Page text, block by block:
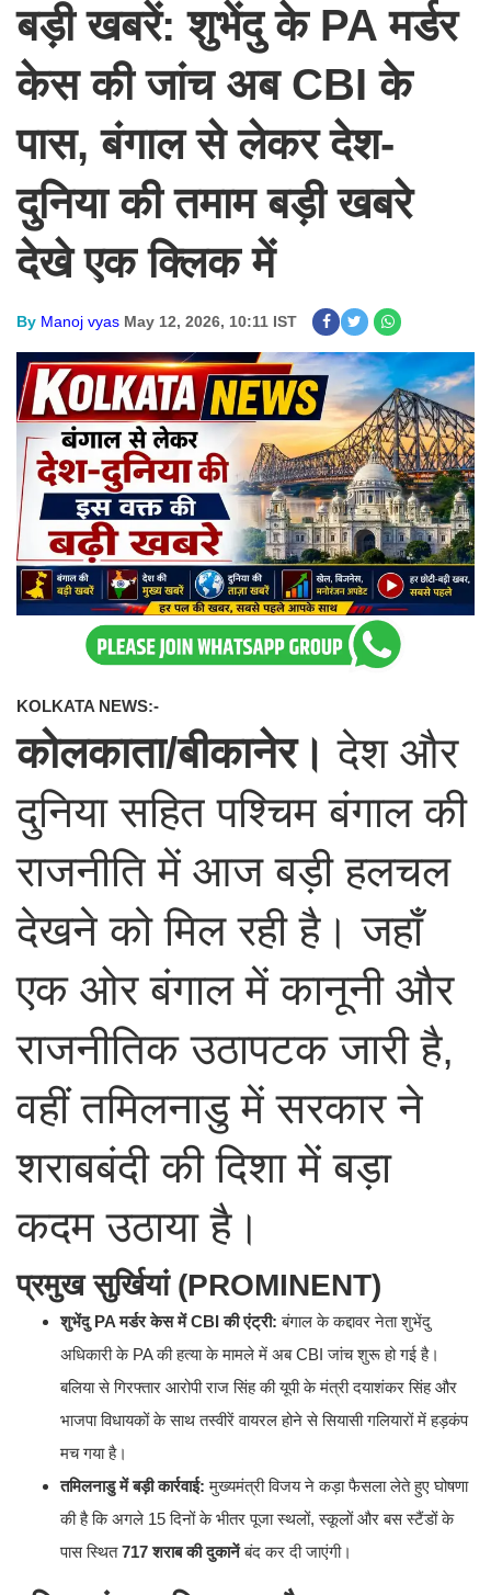
बड़ी खबरें: शुभेंदु के PA मर्डर
केस की जांच अब CBI के
पास, बंगाल से लेकर देश-
दुनिया की तमाम बड़ी खबरे
देखे एक क्लिक में
By Manoj vyas May 12, 2026, 10:11 IST
KOLKATA NEWS:-
कोलकाता/बीकानेर। देश और
दुनिया सहित पश्चिम बंगाल की
राजनीति में आज बड़ी हलचल
देखने को मिल रही है। जहाँ
एक ओर बंगाल में कानूनी और
राजनीतिक उठापटक जारी है,
वहीं तमिलनाडु में सरकार ने
शराबबंदी की दिशा में बड़ा
कदम उठाया है।
प्रमुख सुर्खियां (PROMINENT)
शुभेंदु PA मर्डर केस में CBI की एंट्री: बंगाल के कद्दावर नेता शुभेंदु
अधिकारी के PA की हत्या के मामले में अब CBI जांच शुरू हो गई है।
बलिया से गिरफ्तार आरोपी राज सिंह की यूपी के मंत्री दयाशंकर सिंह और
भाजपा विधायकों के साथ तस्वीरें वायरल होने से सियासी गलियारों में हड़कंप
मच गया है।
तमिलनाडु में बड़ी कार्रवाई: मुख्यमंत्री विजय ने कड़ा फैसला लेते हुए घोषणा
की है कि अगले 15 दिनों के भीतर पूजा स्थलों, स्कूलों और बस स्टैंडों के
पास स्थित717 शराब की दुकानेंबंद कर दी जाएंगी।